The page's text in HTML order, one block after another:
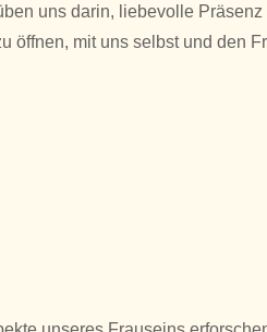
uns darin, liebevolle
öffnen, mit uns selbst und den